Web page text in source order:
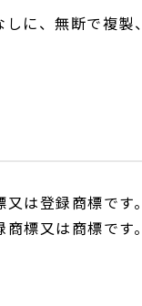
に、無断で複製
は登録商標です。
標又は商標です。